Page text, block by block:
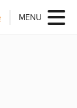
MENU